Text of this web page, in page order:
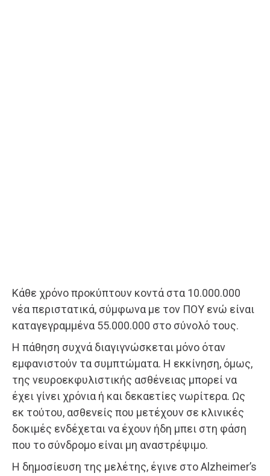
Κάθε χρόνο προκύπτουν κοντά στα 10.000.000
νέα περιστατικά, σύμφωνα με τον ΠΟΥ ενώ είναι
καταγεγραμμένα 55.000.000 στο σύνολό τους.
Η πάθηση συχνά διαγιγνώσκεται μόνο όταν
εμφανιστούν τα συμπτώματα. Η εκκίνηση, όμως,
της νευροεκφυλιστικής ασθένειας μπορεί να
έχει γίνει χρόνια ή και δεκαετίες νωρίτερα. Ως
εκ τούτου, ασθενείς που μετέχουν σε κλινικές
δοκιμές ενδέχεται να έχουν ήδη μπει στη φάση
που το σύνδρομο είναι μη αναστρέψιμο.
Η δημοσίευση της μελέτης, έγινε στο Alzheimer’s